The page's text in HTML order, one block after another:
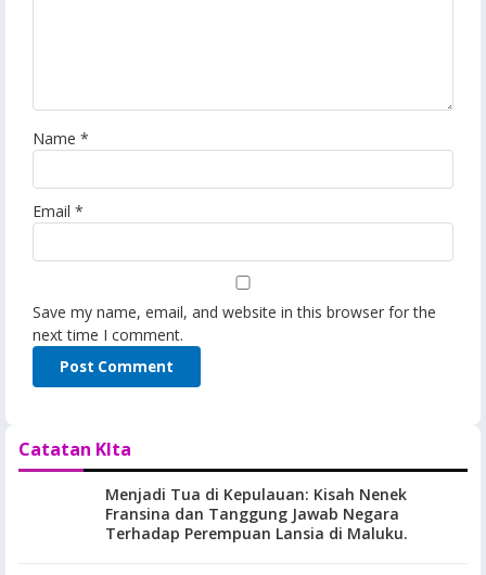
Name *
Email *
Save my name, email, and website in this browser for the
next time I comment.
Catatan KIta
Menjadi Tua di Kepulauan: Kisah Nenek
Fransina dan Tanggung Jawab Negara
Terhadap Perempuan Lansia di Maluku.